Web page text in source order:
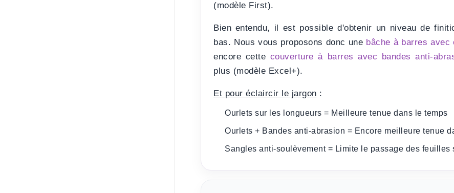
(modèle First).
Bien entendu, il est possible d'obtenir un niveau de
bas. Nous vous proposons donc une bâche à barres avec
encore cette couverture à barres avec bandes anti-
plus (modèle Excel+).
Et pour éclaircir le jargon :
Ourlets sur les longueurs = Meilleure tenue dans le temps
Ourlets + Bandes anti-abrasion = Encore meilleure tenue
Sangles anti-soulèvement = Limite le passage des feuilles